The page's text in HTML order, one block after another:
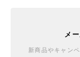
メ
新商品やキャン